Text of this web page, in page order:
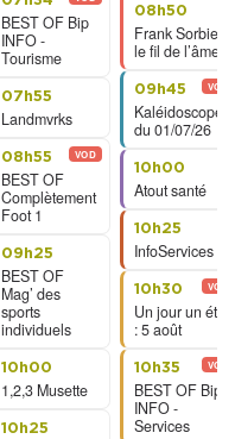
BEST OF Bip
INFO -
Tourisme
07h55
Landmvrks
08h55
BEST OF
Complètement
Foot 1
VOD
09h25
BEST OF
Mag’ des
sports
individuels
10h00
1,2,3 Musette
10h25
08h50
Frank Sorbier,
le fil de l’âme
09h45
Kaléidoscope
du 01/07/26
VOD
10h00
Atout santé
10h25
InfoServices
10h30
Un jour un été
: 5 août
VOD
10h35
BEST OF Bip
INFO -
Services
VOD